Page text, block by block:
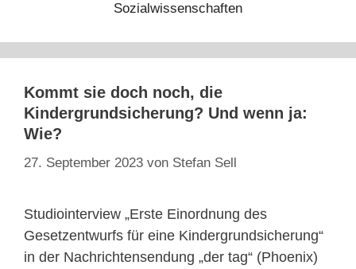
Sozialwissenschaften
Kommt sie doch noch, die
Kindergrundsicherung? Und wenn ja:
Wie?
27. September 2023 von Stefan Sell
Studiointerview „Erste Einordnung des
Gesetzentwurfs für eine Kindergrundsicherung“
in der Nachrichtensendung „der tag“ (Phoenix)